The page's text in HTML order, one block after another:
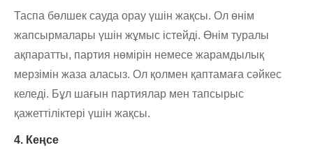
Таспа бөлшек сауда орау үшін жақсы. Ол өнім
жапсырмалары үшін жұмыс істейді. Өнім туралы
ақпаратты, партия нөмірін немесе жарамдылық
мерзімін жаза аласыз. Ол қолмен қаптамаға сәйкес
келеді. Бұл шағын партиялар мен тапсырыс
қажеттіліктері үшін жақсы.
4. Кеңсе